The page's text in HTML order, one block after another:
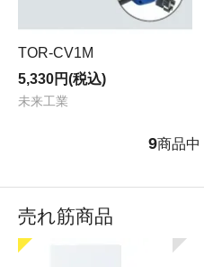
TOR-CV1M
5,330円(税込)
未来工業
9商品中
売れ筋商品